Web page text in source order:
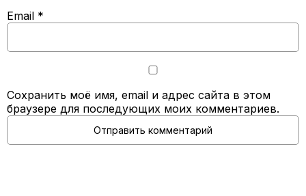
Email *
Сохранить моё имя, email и адрес сайта в этом
браузере для последующих моих комментариев.